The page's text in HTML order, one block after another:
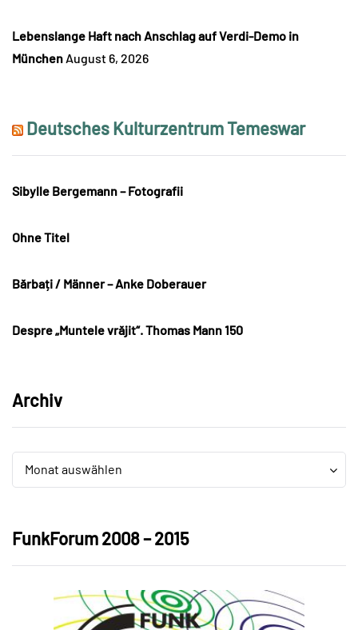
Lebenslange Haft nach Anschlag auf Verdi-Demo in
München August 6, 2026
Deutsches Kulturzentrum Temeswar
Sibylle Bergemann – Fotografii
Ohne Titel
Bărbați / Männer – Anke Doberauer
Despre „Muntele vrăjit“. Thomas Mann 150
Archiv
Monat auswählen
Archiv
FunkForum 2008 – 2015